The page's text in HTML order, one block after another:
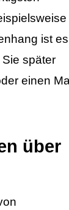
ist es
später
einen
über